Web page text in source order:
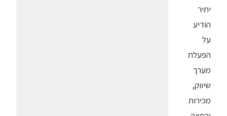
יתיר
הודיע
על
הפעלת
מערך
שיווק,
מכירות